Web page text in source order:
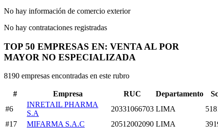
No hay información de comercio exterior
No hay contrataciones registradas
TOP 50 EMPRESAS EN: VENTA AL POR
MAYOR NO ESPECIALIZADA
8190 empresas encontradas en este rubro
# Empresa RUC Departamento
#6
INRETAIL PHARMA
S.A
20331066703 LIMA
#17
MIFARMA S.A.C 20512002090 LIMA